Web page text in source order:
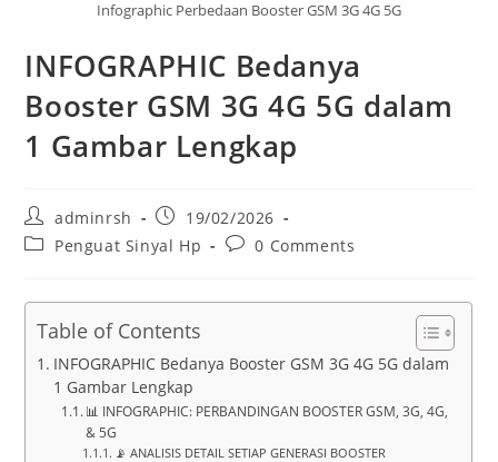
Infographic Perbedaan Booster GSM 3G 4G 5G
INFOGRAPHIC Bedanya
Booster GSM 3G 4G 5G dalam
1 Gambar Lengkap
Post
author:
adminrsh
Post
published:
19/02/2026
PostPenguat Sinyal Hp
Post0 Comments
Table of Contents
INFOGRAPHIC Bedanya Booster GSM 3G 4G 5G dalam
1 Gambar Lengkap
📊 INFOGRAPHIC: PERBANDINGAN BOOSTER GSM, 3G, 4G,
& 5G
📡 ANALISIS DETAIL SETIAP GENERASI BOOSTER